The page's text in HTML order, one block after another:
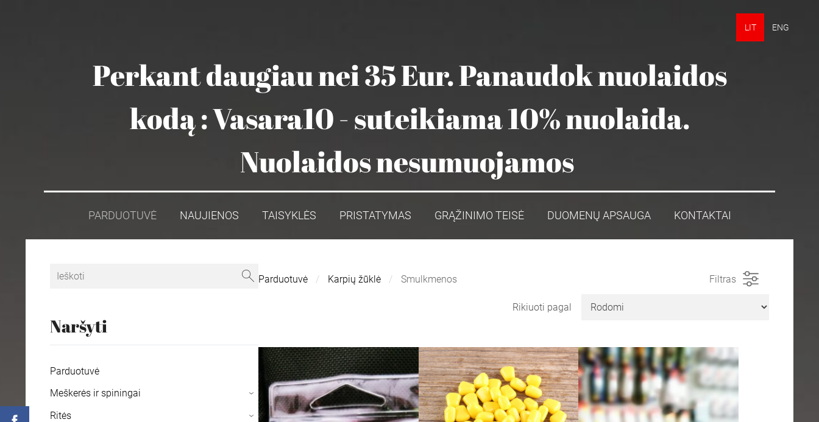
LIT ENG
Perkant daugiau nei 35 Eur. Panaudok nuolaidos
kodą : Vasara10 - suteikiama 10% nuolaida.
Nuolaidos nesumuojamos
PARDUOTUVĖ NAUJIENOS TAISYKLĖS PRISTATYMAS GRĄŽINIMO TEISĖ DUOMENŲ APSAUGA KONTAKTAI
Naršyti
Parduotuvė
Meškerės ir spiningai
›
Ritės ›
Parduotuvė Karpių žūklė Smulkmenos Filtras
Rikiuoti pagal